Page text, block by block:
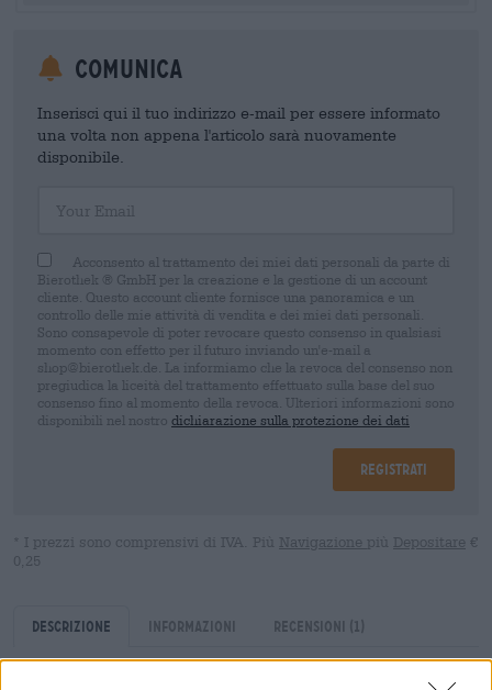
Comunica
Inserisci qui il tuo indirizzo e-mail per essere informato
una volta non appena l'articolo sarà nuovamente
disponibile.
Acconsento al trattamento dei miei dati personali da parte di
Bierothek ® GmbH per la creazione e la gestione di un account
cliente. Questo account cliente fornisce una panoramica e un
controllo delle mie attività di vendita e dei miei dati personali.
Sono consapevole di poter revocare questo consenso in qualsiasi
momento con effetto per il futuro inviando un'e-mail a
shop@bierothek.de. La informiamo che la revoca del consenso non
pregiudica la liceità del trattamento effettuato sulla base del suo
consenso fino al momento della revoca. Ulteriori informazioni sono
disponibili nel nostro dichiarazione sulla protezione dei dati
Registrati
* I prezzi sono comprensivi di IVA. Più Navigazione più Depositare €
0,25
Descrizione Informazioni Recensioni (1)